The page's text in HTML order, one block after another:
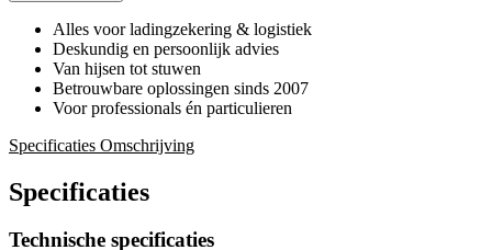
Alles voor ladingzekering & logistiek
Deskundig en persoonlijk advies
Van hijsen tot stuwen
Betrouwbare oplossingen sinds 2007
Voor professionals én particulieren
Specificaties Omschrijving
Specificaties
Technische specificaties